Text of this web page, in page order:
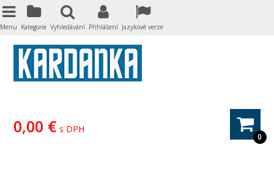
0
0,00 € s DPH
Menu Kategorie Vyhledávání Přihlášení Jazykové verze